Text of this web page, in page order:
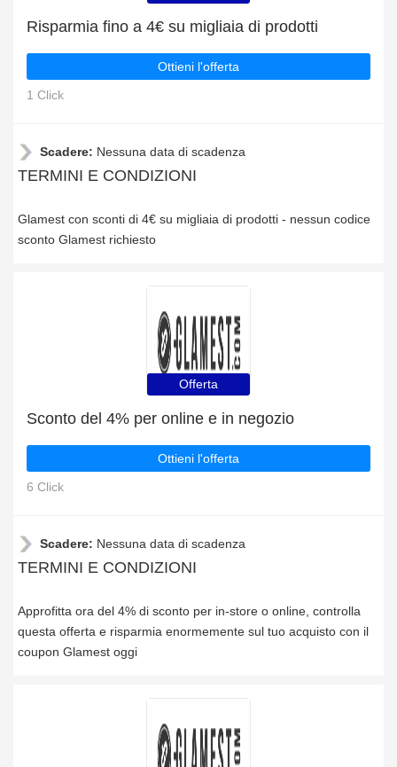
Risparmia fino a 4€ su migliaia di prodotti
Ottieni l'offerta
1 Click
Scadere: Nessuna data di scadenza
TERMINI E CONDIZIONI
Glamest con sconti di 4€ su migliaia di prodotti - nessun codice
sconto Glamest richiesto
Offerta
Sconto del 4% per online e in negozio
Ottieni l'offerta
6 Click
Scadere: Nessuna data di scadenza
TERMINI E CONDIZIONI
Approfitta ora del 4% di sconto per in-store o online, controlla
questa offerta e risparmia enormemente sul tuo acquisto con il
coupon Glamest oggi